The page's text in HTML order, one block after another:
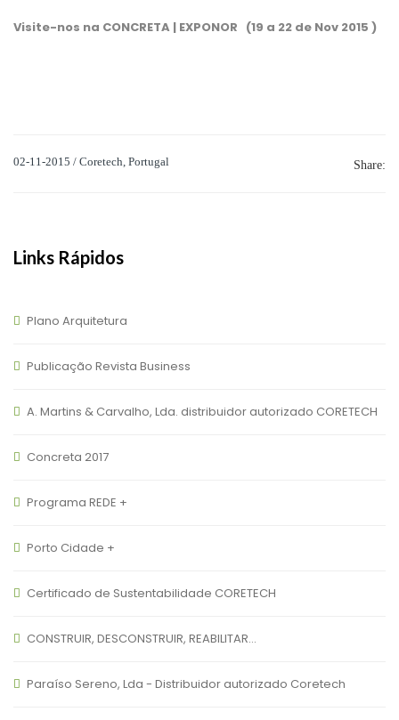
Visite-nos na CONCRETA | EXPONOR (19 a 22 de Nov 2015 )
02-11-2015 / Coretech, Portugal Share:
Links Rápidos
Plano Arquitetura
Publicação Revista Business
A. Martins & Carvalho, Lda. distribuidor autorizado CORETECH
Concreta 2017
Programa REDE +
Porto Cidade +
Certificado de Sustentabilidade CORETECH
CONSTRUIR, DESCONSTRUIR, REABILITAR…
Paraíso Sereno, Lda - Distribuidor autorizado Coretech